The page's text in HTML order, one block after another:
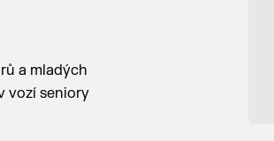
a mladých
vozí seniory